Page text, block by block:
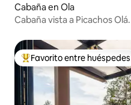
Cabaña en Ola
Cabaña vista a Picachos
De los mejores en Favorito
Favorito entre huéspedes